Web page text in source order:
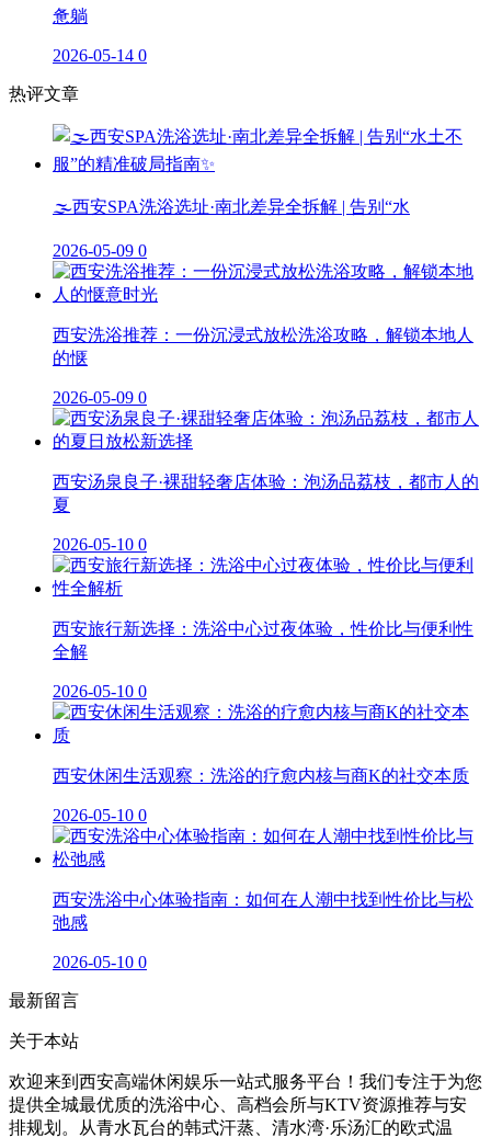
惫躺
2026-05-14 0
热评文章
🌫️西安SPA洗浴选址·南北差异全拆解 | 告别“水
2026-05-09 0
西安洗浴推荐：一份沉浸式放松洗浴攻略，解锁本地人
的惬
2026-05-09 0
西安汤泉良子·裸甜轻奢店体验：泡汤品荔枝，都市人的
夏
2026-05-10 0
西安旅行新选择：洗浴中心过夜体验，性价比与便利性
全解
2026-05-10 0
西安休闲生活观察：洗浴的疗愈内核与商K的社交本质
2026-05-10 0
西安洗浴中心体验指南：如何在人潮中找到性价比与松
弛感
2026-05-10 0
最新留言
关于本站
欢迎来到西安高端休闲娱乐一站式服务平台！我们专注于为您
提供全城最优质的洗浴中心、高档会所与KTV资源推荐与安
排规划。从青水瓦台的韩式汗蒸、清水湾·乐汤汇的欧式温